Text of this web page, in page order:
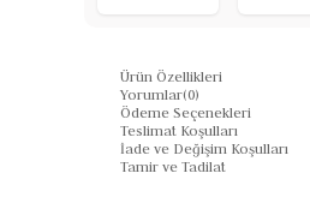
Ürün Özellikleri
Yorumlar(0)
Ödeme Seçenekleri
Teslimat Koşulları
İade ve Değişim Koşulları
Tamir ve Tadilat